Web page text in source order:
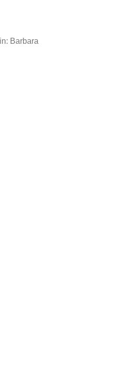
Barbara